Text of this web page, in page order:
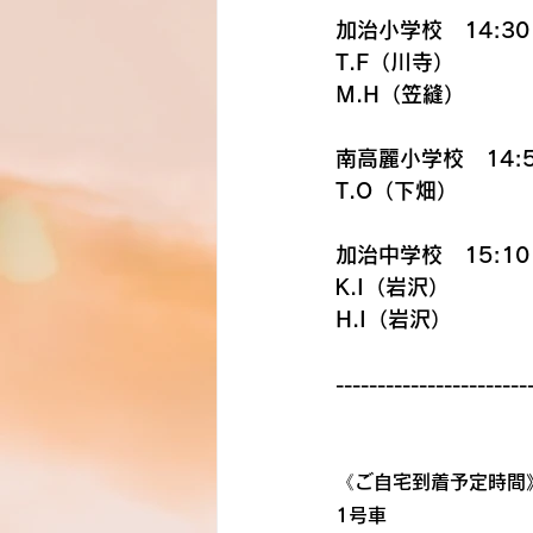
加治小学校　14:30
T.F（川寺）
M.H（笠縫）
南高麗小学校　
T.O（下畑）
加治中学校　15:10
K.I（岩沢）
H.I（岩沢）
《ご自宅到着予定時間
1号車